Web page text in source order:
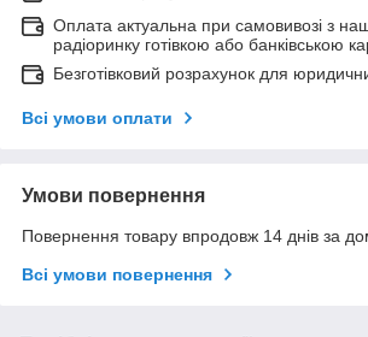
Оплата актуальна при самовивозі з
радіоринку готівкою або банківською
Безготівковий розрахунок для
Всі умови оплати
Умови повернення
Повернення товару впродовж 14 днів за
Всі умови повернення